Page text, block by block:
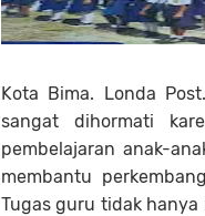
Kota Bima. Londa
sangat dihormati
pembelajaran anak-
membantu
Tugas guru tidak